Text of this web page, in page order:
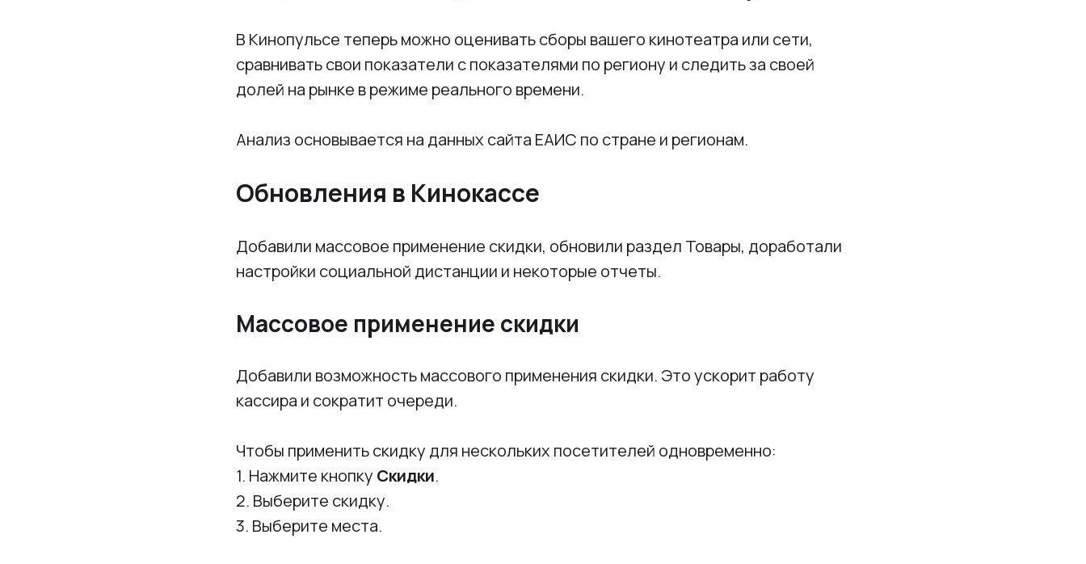
В Кинопульсе теперь можно оценивать сборы вашего кинотеатра или сети,
сравнивать свои показатели с показателями по региону и следить за своей
долей на рынке в режиме реального времени.
Анализ основывается на данных сайта ЕАИС по стране и регионам.
Обновления в Кинокассе
Добавили массовое применение скидки, обновили раздел Товары, доработали
настройки социальной дистанции и некоторые отчеты.
Массовое применение скидки
Добавили возможность массового применения скидки. Это ускорит работу
кассира и сократит очереди.
Чтобы применить скидку для нескольких посетителей одновременно:
1. Нажмите кнопку Скидки.
2. Выберите скидку.
3. Выберите места.